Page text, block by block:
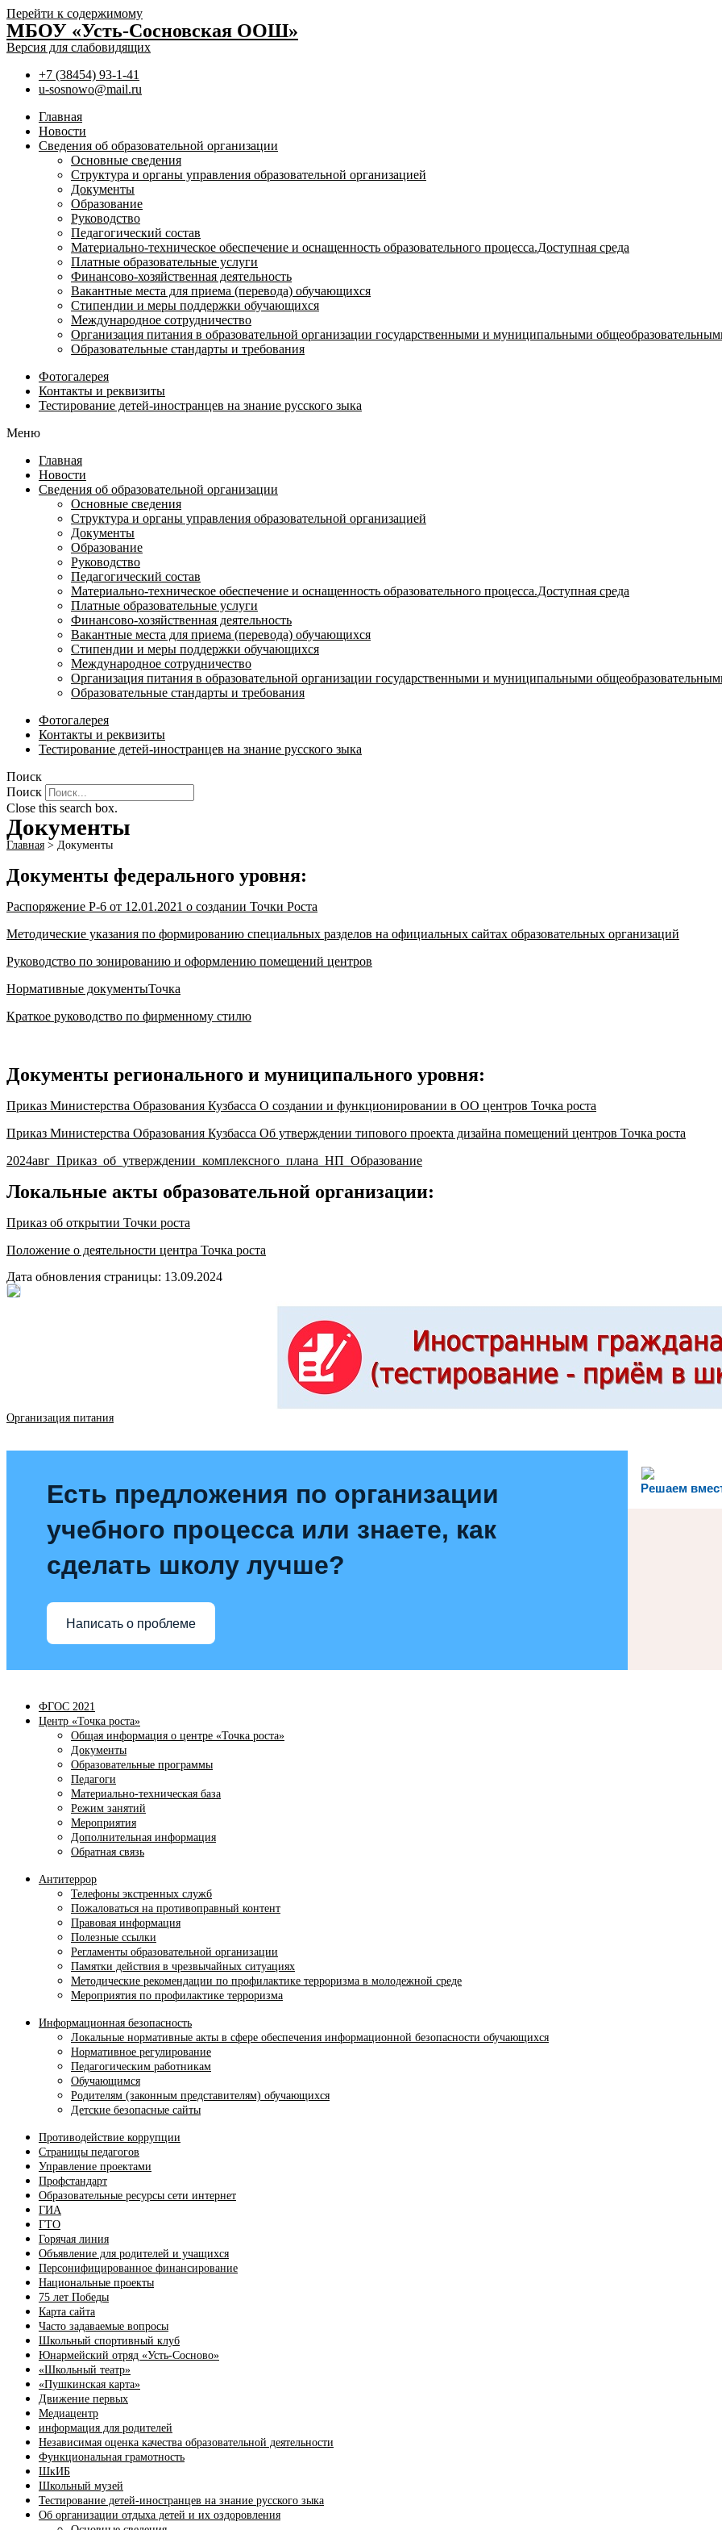
Перейти к содержимому
МБОУ «Усть-Сосновская ООШ»
Версия для слабовидящих
+7 (38454) 93-1-41
u-sosnowo@mail.ru
Главная
Новости
Сведения об образовательной организации
Основные сведения
Структура и органы управления образовательной организацией
Документы
Образование
Руководство
Педагогический состав
Материально-техническое обеспечение и оснащенность образовательного процесса.Доступная среда
Платные образовательные услуги
Финансово-хозяйственная деятельность
Вакантные места для приема (перевода) обучающихся
Стипендии и меры поддержки обучающихся
Международное сотрудничество
Организация питания в образовательной организации государственными и муниципальными
Образовательные стандарты и требования
Фотогалерея
Контакты и реквизиты
Тестирование детей-иностранцев на знание русского зыка
Меню
Главная
Новости
Сведения об образовательной организации
Основные сведения
Структура и органы управления образовательной организацией
Документы
Образование
Руководство
Педагогический состав
Материально-техническое обеспечение и оснащенность образовательного процесса.Доступная среда
Платные образовательные услуги
Финансово-хозяйственная деятельность
Вакантные места для приема (перевода) обучающихся
Стипендии и меры поддержки обучающихся
Международное сотрудничество
Организация питания в образовательной организации государственными и муниципальными
Образовательные стандарты и требования
Фотогалерея
Контакты и реквизиты
Тестирование детей-иностранцев на знание русского зыка
Поиск
Поиск
Close this search box.
Документы
Главная > Документы
Документы федерального уровня:
Распоряжение Р-6 от 12.01.2021 о создании Точки Роста
Методические указания по формированию специальных разделов на официальных сайтах образовательных организаций
Руководство по зонированию и оформлению помещений центров
Нормативные документыТочка
Краткое руководство по фирменному стилю
Документы регионального и муниципального уровня:
Приказ Министерства Образования Кузбасса О создании и функционировании в ОО центров Точка роста
Приказ Министерства Образования Кузбасса Об утверждении типового проекта дизайна помещений центров Точка роста
2024авг_Приказ_об_утверждении_комплексного_плана_НП_Образование
Локальные акты образовательной организации:
Приказ об открытии Точки роста
Положение о деятельности центра Точка роста
Дата обновления страницы: 13.09.2024
Организация питания
Решаем
Есть предложения по организации
учебного процесса или знаете, как
сделать школу лучше?
Написать о проблеме
ФГОС 2021
Центр «Точка роста»
Общая информация о центре «Точка роста»
Документы
Образовательные программы
Педагоги
Материально-техническая база
Режим занятий
Мероприятия
Дополнительная информация
Обратная связь
Антитеррор
Телефоны экстренных служб
Пожаловаться на противоправный контент
Правовая информация
Полезные ссылки
Регламенты образовательной организации
Памятки действия в чрезвычайных ситуациях
Методические рекомендации по профилактике терроризма в молодежной среде
Мероприятия по профилактике терроризма
Информационная безопасность
Локальные нормативные акты в сфере обеспечения информационной безопасности обучающихся
Нормативное регулирование
Педагогическим работникам
Обучающимся
Родителям (законным представителям) обучающихся
Детские безопасные сайты
Противодействие коррупции
Страницы педагогов
Управление проектами
Профстандарт
Образовательные ресурсы сети интернет
ГИА
ГТО
Горячая линия
Объявление для родителей и учащихся
Персонифицированное финансирование
Национальные проекты
75 лет Победы
Карта сайта
Часто задаваемые вопросы
Школьный спортивный клуб
Юнармейский отряд «Усть-Сосново»
«Школьный театр»
«Пушкинская карта»
Движение первых
Медиацентр
информация для родителей
Независимая оценка качества образовательной деятельности
Функциональная грамотность
ШкИБ
Школьный музей
Тестирование детей-иностранцев на знание русского зыка
Об организации отдыха детей и их оздоровления